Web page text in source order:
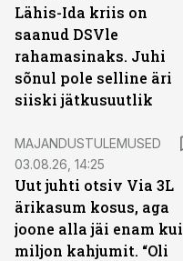
Lähis-Ida kriis on
saanud DSVle
rahamasinaks. Juhi
sõnul pole selline äri
siiski jätkusuutlik
MAJANDUSTULEMUSED
03.08.26, 14:25
Uut juhti otsiv Via 3L
ärikasum kosus, aga
joone alla jäi enam kui
miljon kahjumit. “Oli